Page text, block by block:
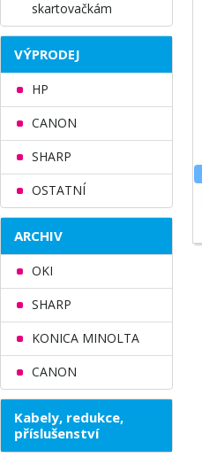
skartovačkám
VÝPRODEJ
HP
CANON
SHARP
OSTATNÍ
ARCHIV
OKI
SHARP
KONICA MINOLTA
CANON
Kabely, redukce,
příslušenství